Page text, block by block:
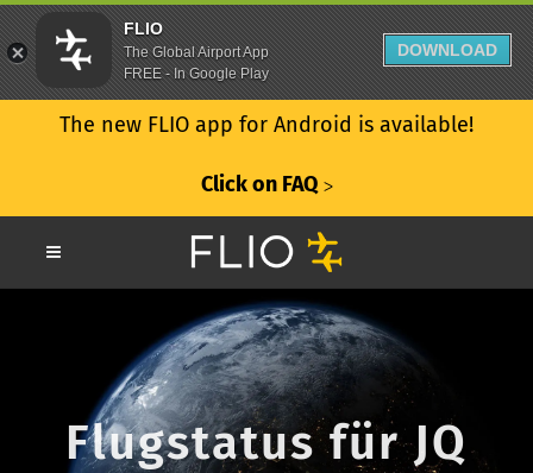
The new FLIO app for Android is available!
Click on FAQ ᐳ
Flugstatus für JQ
FLIO
The Global Airport App
FREE - In Google Play
DOWNLOAD